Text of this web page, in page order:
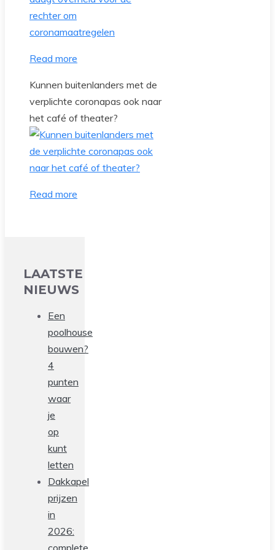
Read more
Kunnen buitenlanders met de
verplichte coronapas ook naar
het café of theater?
Read more
LAATSTE
NIEUWS
Een
poolhouse
bouwen?
4
punten
waar
je
op
kunt
letten
Dakkapel
prijzen
in
2026: